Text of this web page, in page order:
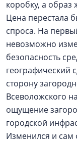
коробку, а
Цена перестала
спроса. На
невозможно
безопасность
географический
сторону
Всеволожского
ощущение
городской
Изменился и сам